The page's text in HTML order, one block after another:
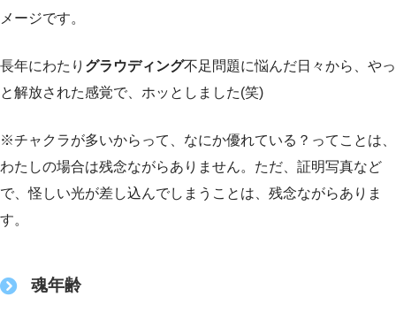
メージです。
長年にわたり グラウディング不足問題に悩んだ日々から、やっ
と解放された感覚で、ホッとしました(笑)
※チャクラが多いからって、なにか優れている？ってことは、
わたしの場合は残念ながらありません。ただ、証明写真など
で、怪しい光が差し込んでしまうことは、残念ながらありま
す。
魂年齢